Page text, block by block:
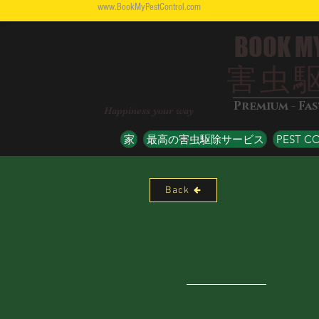
www.BookMyPestControl.com
害虫
BOOK
Premium -
Happiness your way
家 最高の害虫駆除サービス PEST
Back